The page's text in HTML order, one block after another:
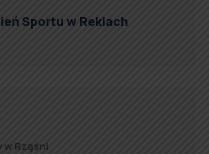
Sportu w Reklach
w Rząśni